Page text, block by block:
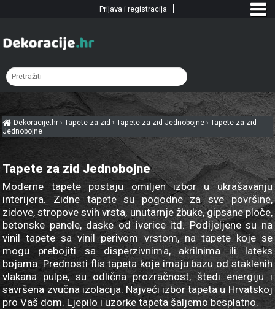
Dekoracije.hr›Tapete za zid ›Tapete za zid Jednobojne ›Tapete za zid
Jednobojne
Tapete za zid Jednobojne
Moderne tapete postaju omiljen izbor u ukrašavanju
interijera. Zidne tapete su pogodne za sve površine,
zidove, stropove svih vrsta, unutarnje žbuke, gipsane ploče,
betonske panele, daske od iverice itd. Podijeljene su na
vinil tapete sa vinil perivom vrstom, na tapete koje se
mogu prebojiti sa disperzivnima, akrilnima ili lateks
bojama. Prednosti flis tapeta koje imaju bazu od staklenih
vlakana pulpe, su odlična prozračnost, štedi energiju i
savršena zvučna izolacija. Najveći izbor tapeta u Hrvatskoj
pro Vaš dom. Ljepilo i uzorke tapeta šaljemo besplatno.
Prijava i registracija